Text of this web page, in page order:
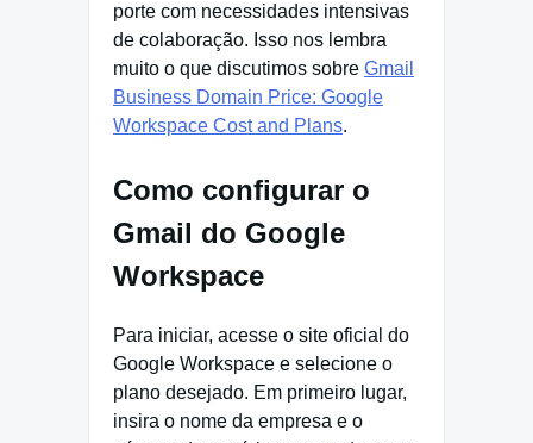
porte com necessidades intensivas
de colaboração. Isso nos lembra
muito o que discutimos sobre Gmail
Business Domain Price: Google
Workspace Cost and Plans.
Como configurar o
Gmail do Google
Workspace
Para iniciar, acesse o site oficial do
Google Workspace e selecione o
plano desejado. Em primeiro lugar,
insira o nome da empresa e o